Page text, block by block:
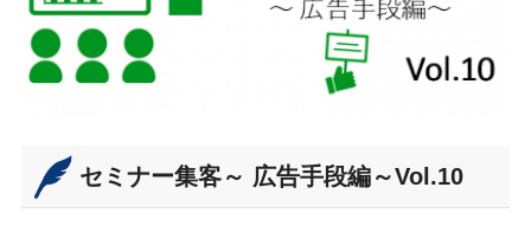
セミナー集客～ 広告手段編～Vol.10